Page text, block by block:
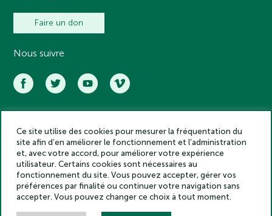
Faire un don
Nous suivre
Académie des inscriptions et belles lettres – Tous droits réservés
2025
Politique de confidentialité
Mentions légales
Crédits
Gestion des cookies
Ce site utilise des cookies pour mesurer la fréquentation du
site afin d’en améliorer le fonctionnement et l’administration
et, avec votre accord, pour améliorer votre expérience
utilisateur. Certains cookies sont nécessaires au
fonctionnement du site. Vous pouvez accepter, gérer vos
préférences par finalité ou continuer votre navigation sans
accepter. Vous pouvez changer ce choix à tout moment.